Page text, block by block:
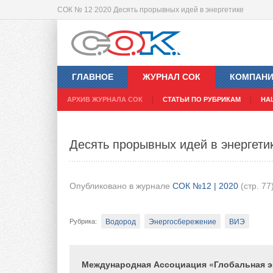
СОК № 12 2020 Десять прорывных идей в энергетике
ГЛАВНОЕ ЖУРНАЛ СОК
АРХИВ ЖУРНАЛА СОК СТАТЬИ ПО РУБРИКАМ
Десять прорывных идей в
Опубликовано в журнале СОК №12 | 2020 (стр. 77)
Рубрика: Водород Энергосбережение ВИЭ
Международная Ассоциация «Глобальная
Поверка
Услуги ЖКХ
XIX
TECEprofil